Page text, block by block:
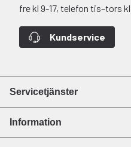
fre kl 9-17, telefon tis–tors
Kundservice
Servicetjänster
Information